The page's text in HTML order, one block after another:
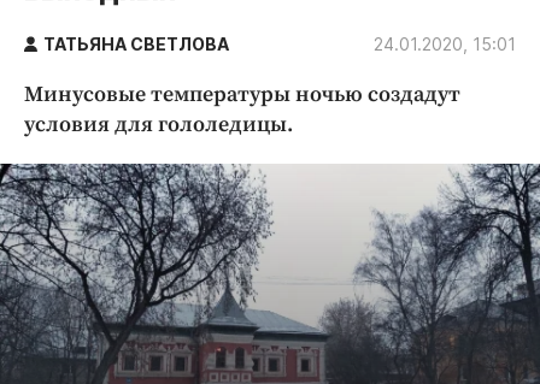
Статьи
Народные новости
Благоустройство
Культура
Недвижимость и ЖКХ
Образование
Общество
Погода
Праздники
ТАТЬЯНА СВЕТЛОВА 24.01.2020, 15:01
Минусовые температуры ночью создадут
условия для гололедицы.